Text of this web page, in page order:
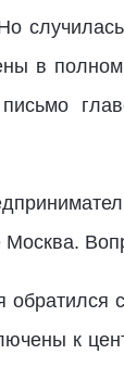
в полном
Москва.
к